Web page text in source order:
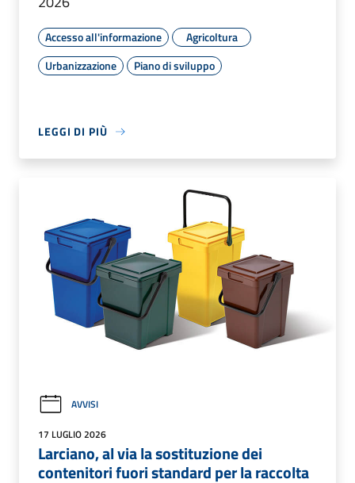
Accesso all'informazione
Agricoltura
Urbanizzazione
Piano di sviluppo
LEGGI DI PIÙ
AVVISI
17 LUGLIO 2026
Larciano, al via la sostituzione dei
contenitori fuori standard per la raccolta